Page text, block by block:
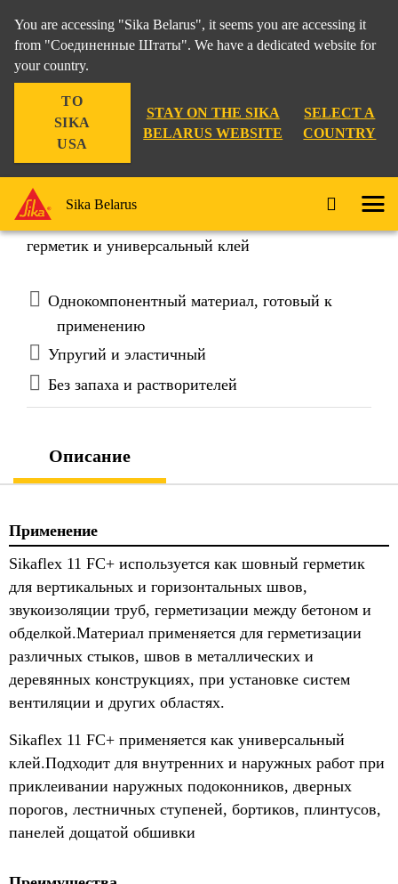
You are accessing "Sika Belarus", it seems you are accessing it
from "Соединенные Штаты". We have a dedicated website for
your country.
TO
SIKA
USA
STAY ON THE SIKA
BELARUS WEBSITE
SELECT A
COUNTRY
Sika Belarus
Sikaflex®-11 FC+
Однокомпонентный эластичный шовный
герметик и универсальный клей
Однокомпонентный материал, готовый к
применению
Упругий и эластичный
Без запаха и растворителей
Описание
Применение
Sikaflex 11 FC+ используется как шовный герметик
для вертикальных и горизонтальных швов,
звукоизоляции труб, герметизации между бетоном и
обделкой.Материал применяется для герметизации
различных стыков, швов в металлических и
деревянных конструкциях, при установке систем
вентиляции и других областях.
Sikaflex 11 FC+ применяется как универсальный
клей.Подходит для внутренних и наружных работ при
приклеивании наружных подоконников, дверных
порогов, лестничных ступеней, бортиков, плинтусов,
панелей дощатой обшивки